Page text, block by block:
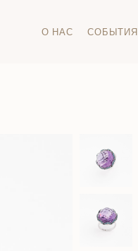
О НАС СОБЫТИЯ